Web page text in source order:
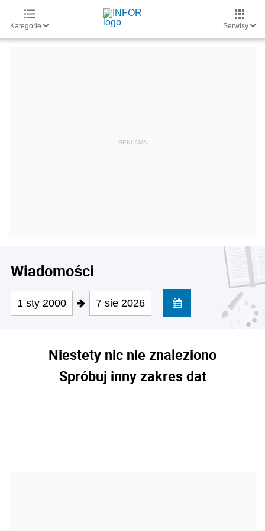
Kategorie Serwisy
Wiadomości
1 sty 2000 7 sie 2026
Niestety nic nie znaleziono
Spróbuj inny zakres dat